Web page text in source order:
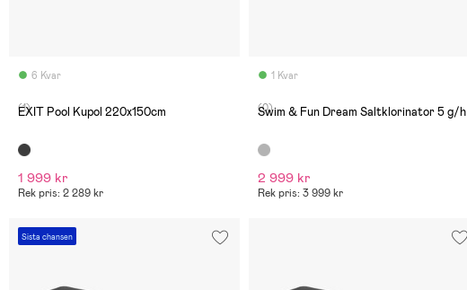
6 Kvar
(1)
EXIT Pool Kupol 220x150cm
1 999 kr
Rek pris: 2 289 kr
1 Kvar
(0)
Swim & Fun Dream Saltklorinator 5 g/h
2 999 kr
Rek pris: 3 999 kr
Sista chansen